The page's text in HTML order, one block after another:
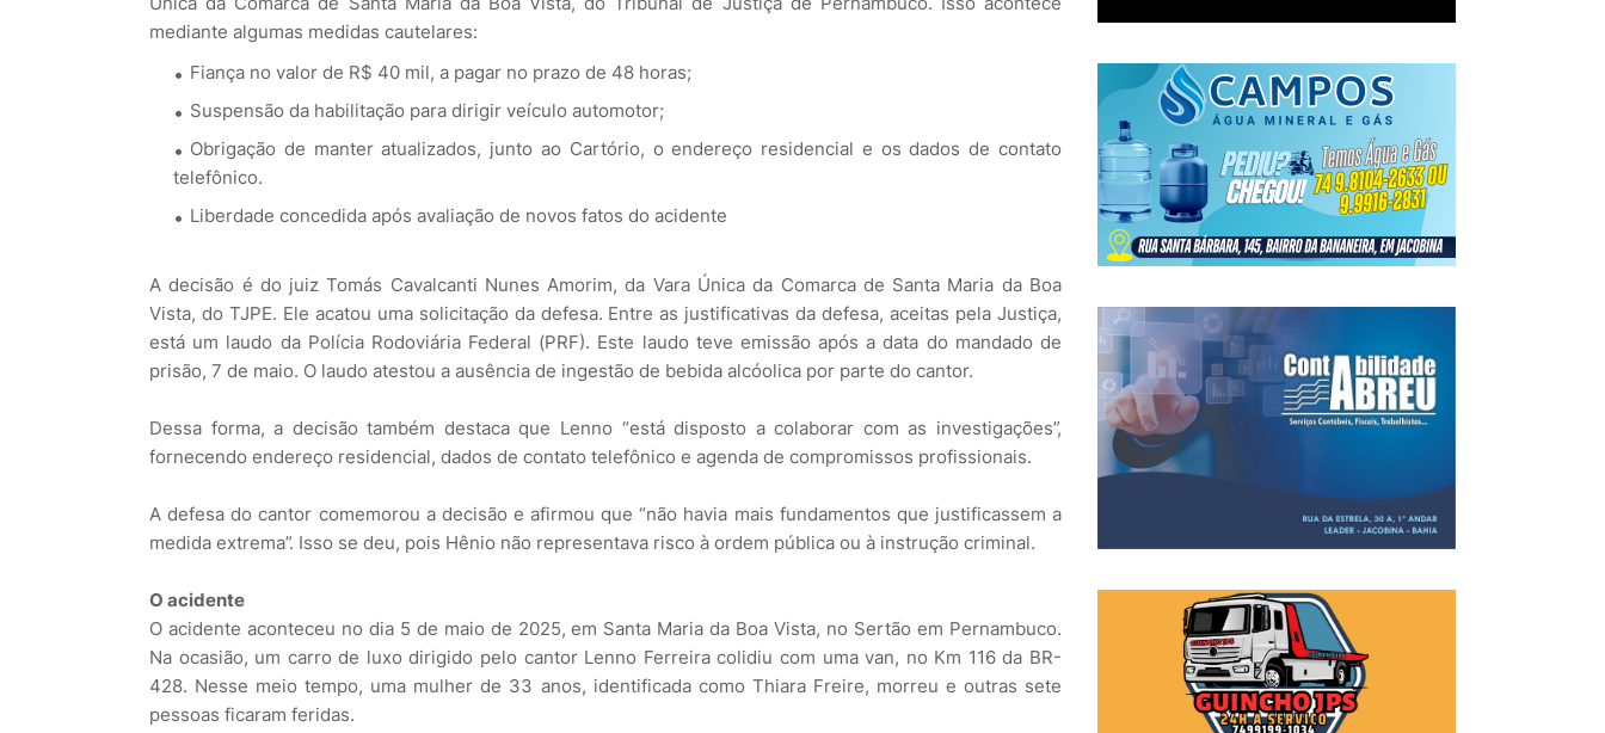
mediante algumas medidas cautelares:
Fiança no valor de R$ 40 mil, a pagar no prazo de 48 horas;
Suspensão da habilitação para dirigir veículo automotor;
Obrigação de manter atualizados, junto ao Cartório, o endereço residencial e os dados de contato
telefônico.
Liberdade concedida após avaliação de novos fatos do acidente
A decisão é do juiz Tomás Cavalcanti Nunes Amorim, da Vara Única da Comarca de Santa Maria da Boa
Vista, do TJPE. Ele acatou uma solicitação da defesa. Entre as justificativas da defesa, aceitas pela Justiça,
está um laudo da Polícia Rodoviária Federal (PRF). Este laudo teve emissão após a data do mandado de
prisão, 7 de maio. O laudo atestou a ausência de ingestão de bebida alcóolica por parte do cantor.
Dessa forma, a decisão também destaca que Lenno “está disposto a colaborar com as investigações”,
fornecendo endereço residencial, dados de contato telefônico e agenda de compromissos profissionais.
A defesa do cantor comemorou a decisão e afirmou que “não havia mais fundamentos que justificassem a
medida extrema”. Isso se deu, pois Hênio não representava risco à ordem pública ou à instrução criminal.
O acidente
O acidente aconteceu no dia 5 de maio de 2025, em Santa Maria da Boa Vista, no Sertão em Pernambuco.
Na ocasião, um carro de luxo dirigido pelo cantor Lenno Ferreira colidiu com uma van, no Km 116 da BR-
428. Nesse meio tempo, uma mulher de 33 anos, identificada como Thiara Freire, morreu e outras sete
pessoas ficaram feridas.